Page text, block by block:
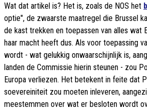
Wat dat artikel is? Het is, zoals de NOS het
optie", de zwaarste maatregel die Brussel
de kast trekken en toepassen van alles wat
haar macht heeft dus. Als voor toepassing
wordt - wat gelukkig onwaarschijnlijk is,
landen de Commissie hierin steunen - zou
Europa verliezen. Het betekent in feite dat
soevereiniteit zou moeten inleveren,
meestemmen over wat er besloten wordt